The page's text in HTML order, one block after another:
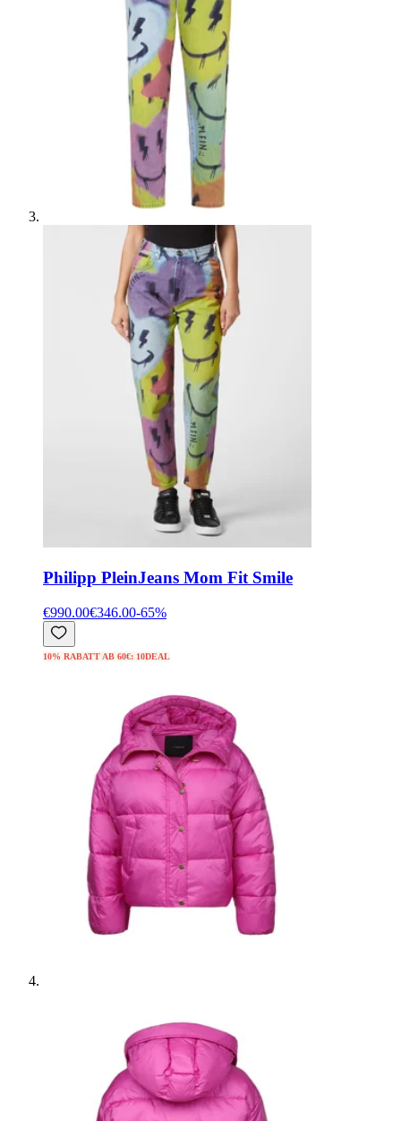
Philipp PleinJeans Mom Fit Smile
€990.00€346.00-65%
10% RABATT AB 60€: 10DEAL